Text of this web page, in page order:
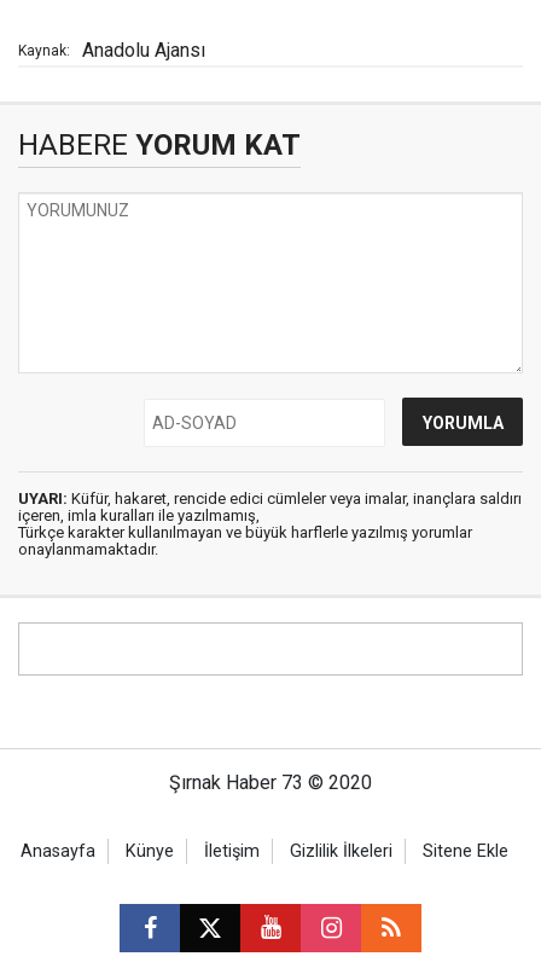
Kaynak: Anadolu Ajansı
HABERE YORUM KAT
UYARI: Küfür, hakaret, rencide edici cümleler veya imalar, inançlara saldırı
içeren, imla kuralları ile yazılmamış,
Türkçe karakter kullanılmayan ve büyük harflerle yazılmış yorumlar
onaylanmamaktadır.
Şırnak Haber 73 © 2020
Anasayfa Künye İletişim Gizlilik İlkeleri Sitene Ekle